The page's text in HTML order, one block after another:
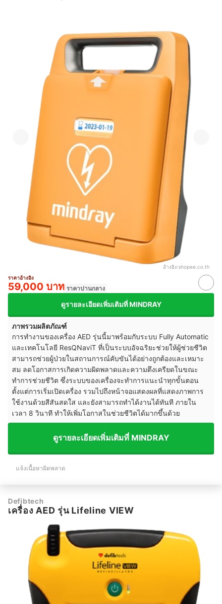
อ้างอิง:shopee.co.th
ราคาอ้างอิง
59,000 บาท ราคาปานกลาง
ดูรายละเอียดเพิ่มเติมที่ MINDRAY
ภาพรวมผลิตภัณฑ์
การทำงานของเครื่อง AED รุ่นนี้มาพร้อมกับระบบ Fully Automatic
และเทคโนโลยี ResQNaviT ที่เป็นระบบอัจฉริยะช่วยให้ผู้ช่วยชีวิต
สามารถช่วยผู้ป่วยในสถานการณ์คับขันได้อย่างถูกต้องและเหมาะ
สม ลดโอกาสการเกิดความผิดพลาดและความตึงเครียดในขณะ
ทำการช่วยชีวิต ซึ่งระบบของเครื่องจะทำการแนะนำทุกขั้นตอน
ตั้งแต่การเริ่มเปิดเครื่อง รวมไปถึงหน้าจอแสดงผลที่แสดงภาพการ
ใช้งานด้วยสีสันสดใส และยังสามารถทำได้งานได้ทันที ภายใน
เวลา 8 วินาที ทำให้เพิ่มโอกาสในช่วยชีวิตได้มากขึ้นด้วย
ดูรายละเอียดเพิ่มเติมที่ MINDRAY
แจ้งเนื้อหาผิดพลาด
Defibtech
เครื่อง AED รุ่น Lifeline VIEW